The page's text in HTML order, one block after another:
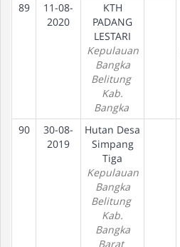
89
11-08-
2020
KTH
PADANG
LESTARI
Kepulauan
Bangka
Belitung
Kab.
Bangka
90
30-08-
2019
Hutan Desa
Simpang
Tiga
Kepulauan
Bangka
Belitung
Kab.
Bangka
Barat